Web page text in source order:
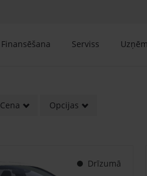
Finansēšana Serviss
Cena Opcijas
Drīzumā